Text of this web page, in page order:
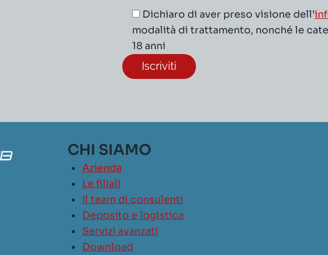
Dichiaro di aver preso visione dell’
modalità di trattamento, nonché le
18 anni
CHI SIAMO
Azienda
Le filiali
Il team di consulenti
Deposito e logistica
Servizi avanzati
Download